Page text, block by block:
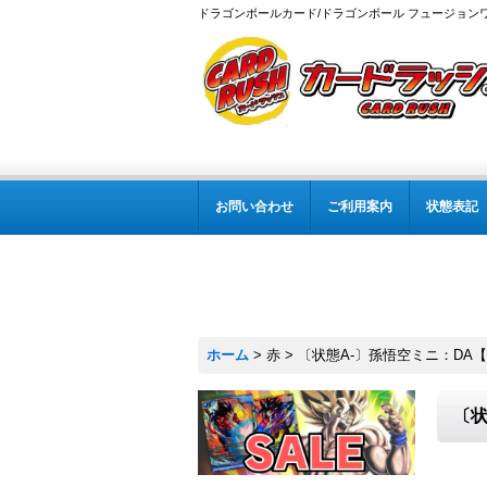
ドラゴンボールカード/ドラゴンボール フュージョン
お問い合わせ ご利用案内 状態表記
ホーム > 赤 > 〔状態A-〕孫悟空ミニ：DA
〔